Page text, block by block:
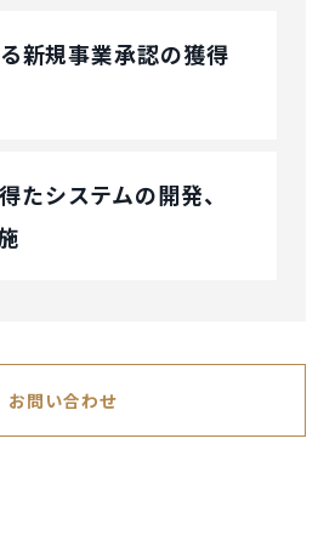
新規事業承認の獲得
たシステムの開発、
お問い合わせ